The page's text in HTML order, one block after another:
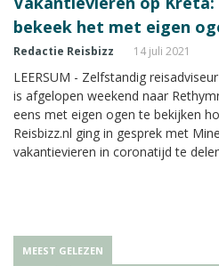
bekeek het met eigen
Redactie Reisbizz 14 juli 2021
LEERSUM - Zelfstandig
is afgelopen weekend naar
eens met eigen ogen te bekijken
Reisbizz.nl ging in gesprek met
vakantievieren in coronatijd te
MEEST GELEZEN